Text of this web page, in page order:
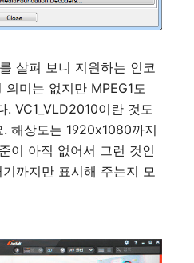
살펴 보니 지원하는 인코
미는 없지만 MPEG1도
VC1_VLD2010이란 것도
해상도는 1920x1080까지
이 아직 없어서 그런 것인
까지만 표시해 주는지 모